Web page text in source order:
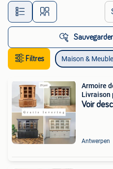
Toutes
Filtres Maison &
Armoire
Livraison
Voir
Antwerpen